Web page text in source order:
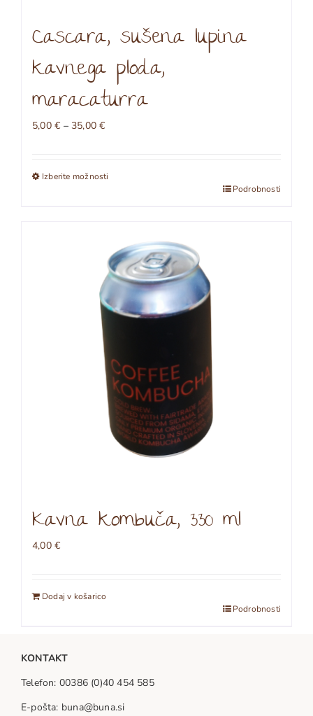
Cascara, sušena lupina
kavnega ploda,
maracaturra
5,00€ – 35,00€Cenovni
5,00 €
Izberite možnosti
Podrobnosti
Kavna kombuča, 330 ml
4,00€
Dodaj v košarico
Podrobnosti
KONTAKT
Telefon: 00386 (0)40 454 585
E-pošta: buna@buna.si